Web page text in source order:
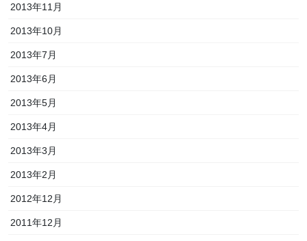
2013年11月
2013年10月
2013年7月
2013年6月
2013年5月
2013年4月
2013年3月
2013年2月
2012年12月
2011年12月